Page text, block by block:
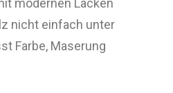
modernen Lacken
nicht einfach unter
Farbe, Maserung